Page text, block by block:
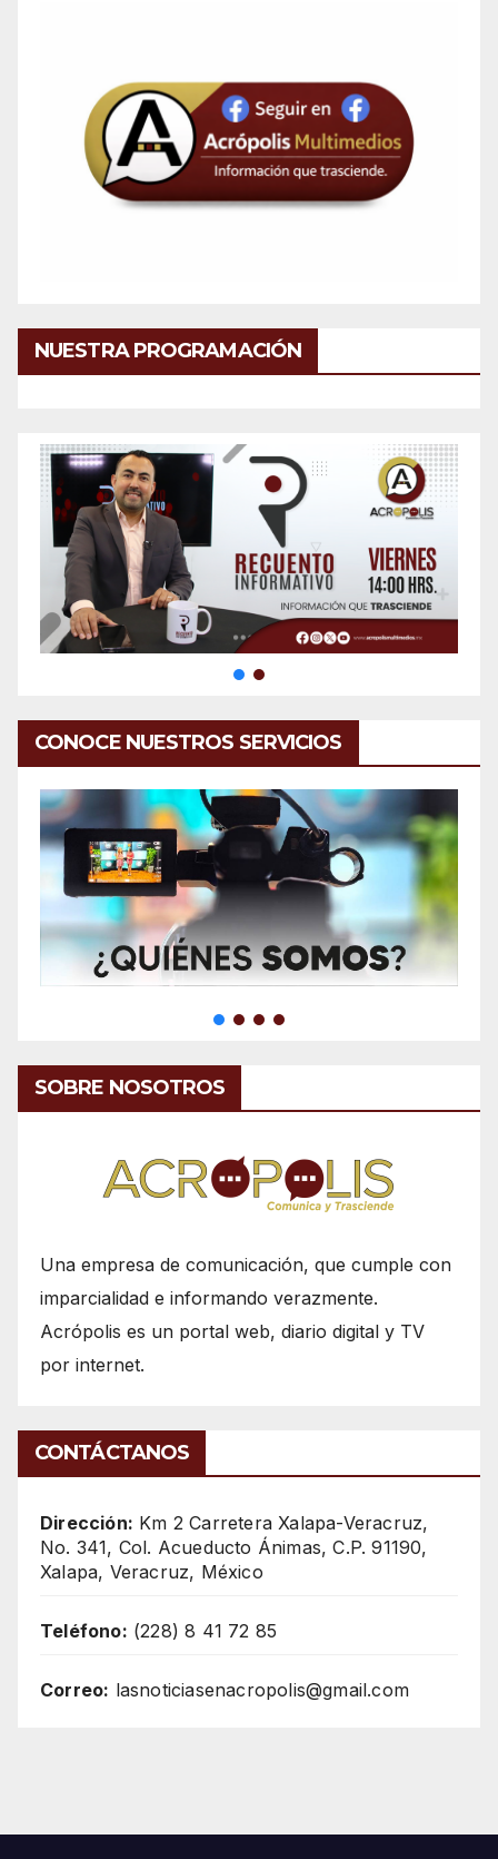
NUESTRA PROGRAMACIÓN
CONOCE NUESTROS SERVICIOS
SOBRE NOSOTROS
Una empresa de comunicación, que cumple con
imparcialidad e informando verazmente.
Acrópolis es un portal web, diario digital y TV
por internet.
CONTÁCTANOS
Dirección: Km 2 Carretera Xalapa-Veracruz,
No. 341, Col. Acueducto Ánimas, C.P. 91190,
Xalapa, Veracruz, México
Teléfono: (228) 8 41 72 85
Correo: lasnoticiasenacropolis@gmail.com